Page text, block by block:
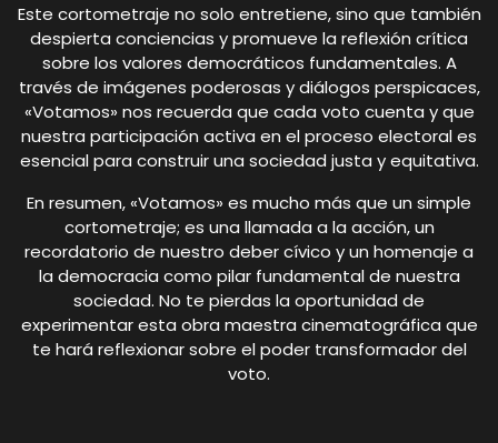
Este cortometraje no solo entretiene, sino que también
despierta conciencias y promueve la reflexión crítica
sobre los valores democráticos fundamentales. A
través de imágenes poderosas y diálogos perspicaces,
«Votamos» nos recuerda que cada voto cuenta y que
nuestra participación activa en el proceso electoral es
esencial para construir una sociedad justa y equitativa.
En resumen, «Votamos» es mucho más que un simple
cortometraje; es una llamada a la acción, un
recordatorio de nuestro deber cívico y un homenaje a
la democracia como pilar fundamental de nuestra
sociedad. No te pierdas la oportunidad de
experimentar esta obra maestra cinematográfica que
te hará reflexionar sobre el poder transformador del
voto.